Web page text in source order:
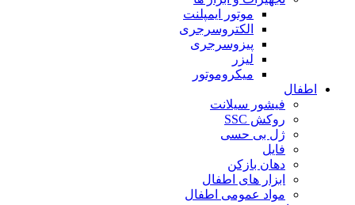
موتور ایمپلنت
الکتروسرجری
پیزوسرجری
لیزر
میکروموتور
اطفال
فیشور سیلانت
روکش SSC
ژل بی حسی
فایل
دهان بازکن
ابزار های اطفال
مواد عمومی اطفال